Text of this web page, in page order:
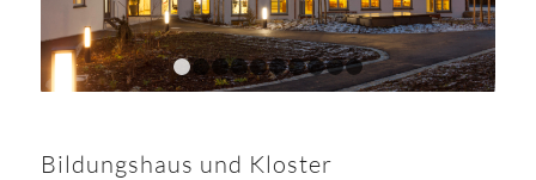
1 2 3 4 5 6 7 8 9 10
Bildungshaus und Kloster